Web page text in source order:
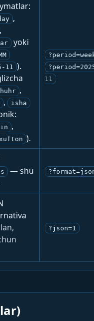
,
,
yoki
11 ).
,
, isha
,
).
11
— shu
?json=1